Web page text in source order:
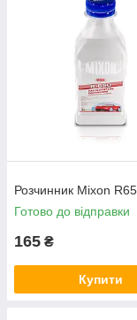
Розчинник Mixon
Готово до відправки
165 ₴
Купити